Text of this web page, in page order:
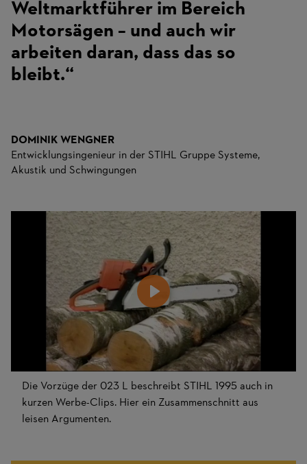
Weltmarktführer im Bereich
Motorsägen – und auch wir
arbeiten daran, dass das so
bleibt.“
DOMINIK WENGNER
Entwicklungsingenieur in der STIHL Gruppe Systeme,
Akustik und Schwingungen
Video
Starten
Die Vorzüge der 023 L beschreibt STIHL 1995 auch in
kurzen Werbe-Clips. Hier ein Zusammenschnitt aus
leisen Argumenten.